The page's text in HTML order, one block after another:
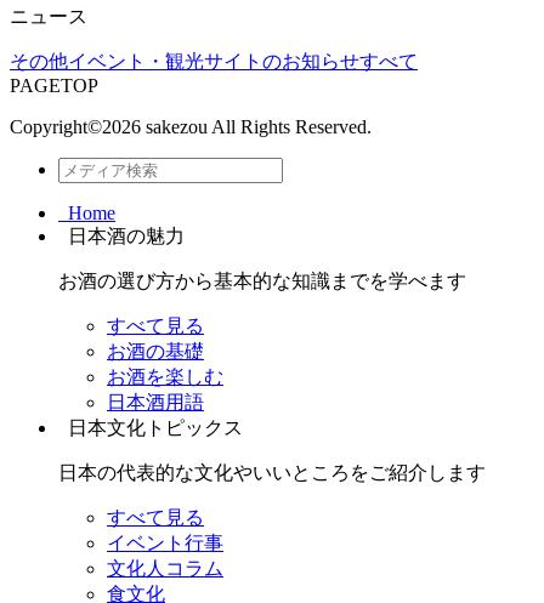
ニュース
その他イベント・観光サイトのお知らせすべて
PAGETOP
Copyright©2026 sakezou All Rights Reserved.
Home
日本酒の魅力
お酒の選び方から基本的な知識までを学べます
すべて見る
お酒の基礎
お酒を楽しむ
日本酒用語
日本文化トピックス
日本の代表的な文化やいいところをご紹介します
すべて見る
イベント行事
文化人コラム
食文化